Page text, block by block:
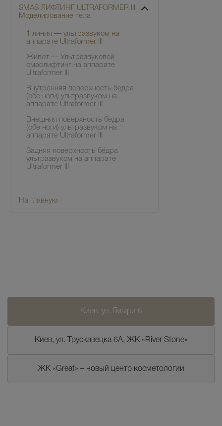
SMAS ЛИФТИНГ ULTRAFORMER III
Моделирование тела
1 линия — ультразвуком на
аппарате Ultraformer III
Живот — Ультразвуковой
смаслифтинг на аппарате
Ultraformer III
Внутренняя поверхность бедра
(обе ноги) ультразвуком на
аппарате Ultraformer III
Внешняя поверхность бедра
(обе ноги) ультразвуком на
аппарате Ultraformer III
Задняя поверхность бёдра
ультразвуком на аппарате
Ultraformer III
На главную
Киев, ул. Гмыри 6
Киев, ул. Трускавецка 6А, ЖК «River Stone»
ЖК «Great» – новый центр косметологии